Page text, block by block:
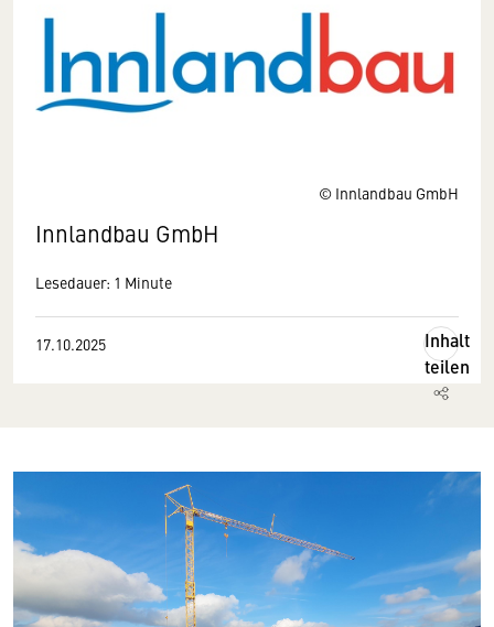
© Innlandbau GmbH
Innlandbau GmbH
Lesedauer: 1 Minute
17.10.2025
Inhalt
teilen